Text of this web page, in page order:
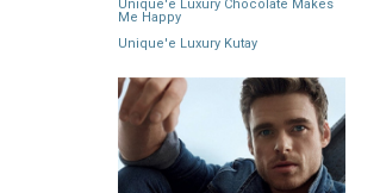
Unique'e Luxury Chocolate Makes
Me Happy
Unique'e Luxury Kutay